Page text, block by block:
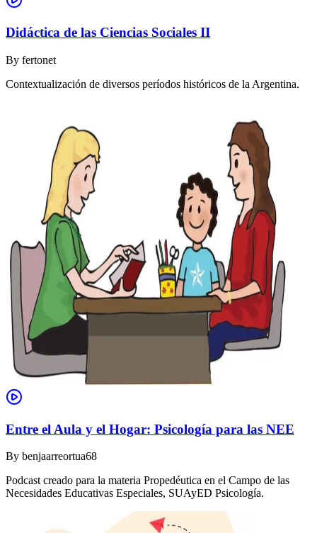
Didáctica de las Ciencias Sociales II
By fertonet
Contextualización de diversos períodos históricos de la Argentina.
Entre el Aula y el Hogar: Psicología para las NEE
By benjaarreortua68
Podcast creado para la materia Propedéutica en el Campo de las
Necesidades Educativas Especiales, SUAyED Psicología.